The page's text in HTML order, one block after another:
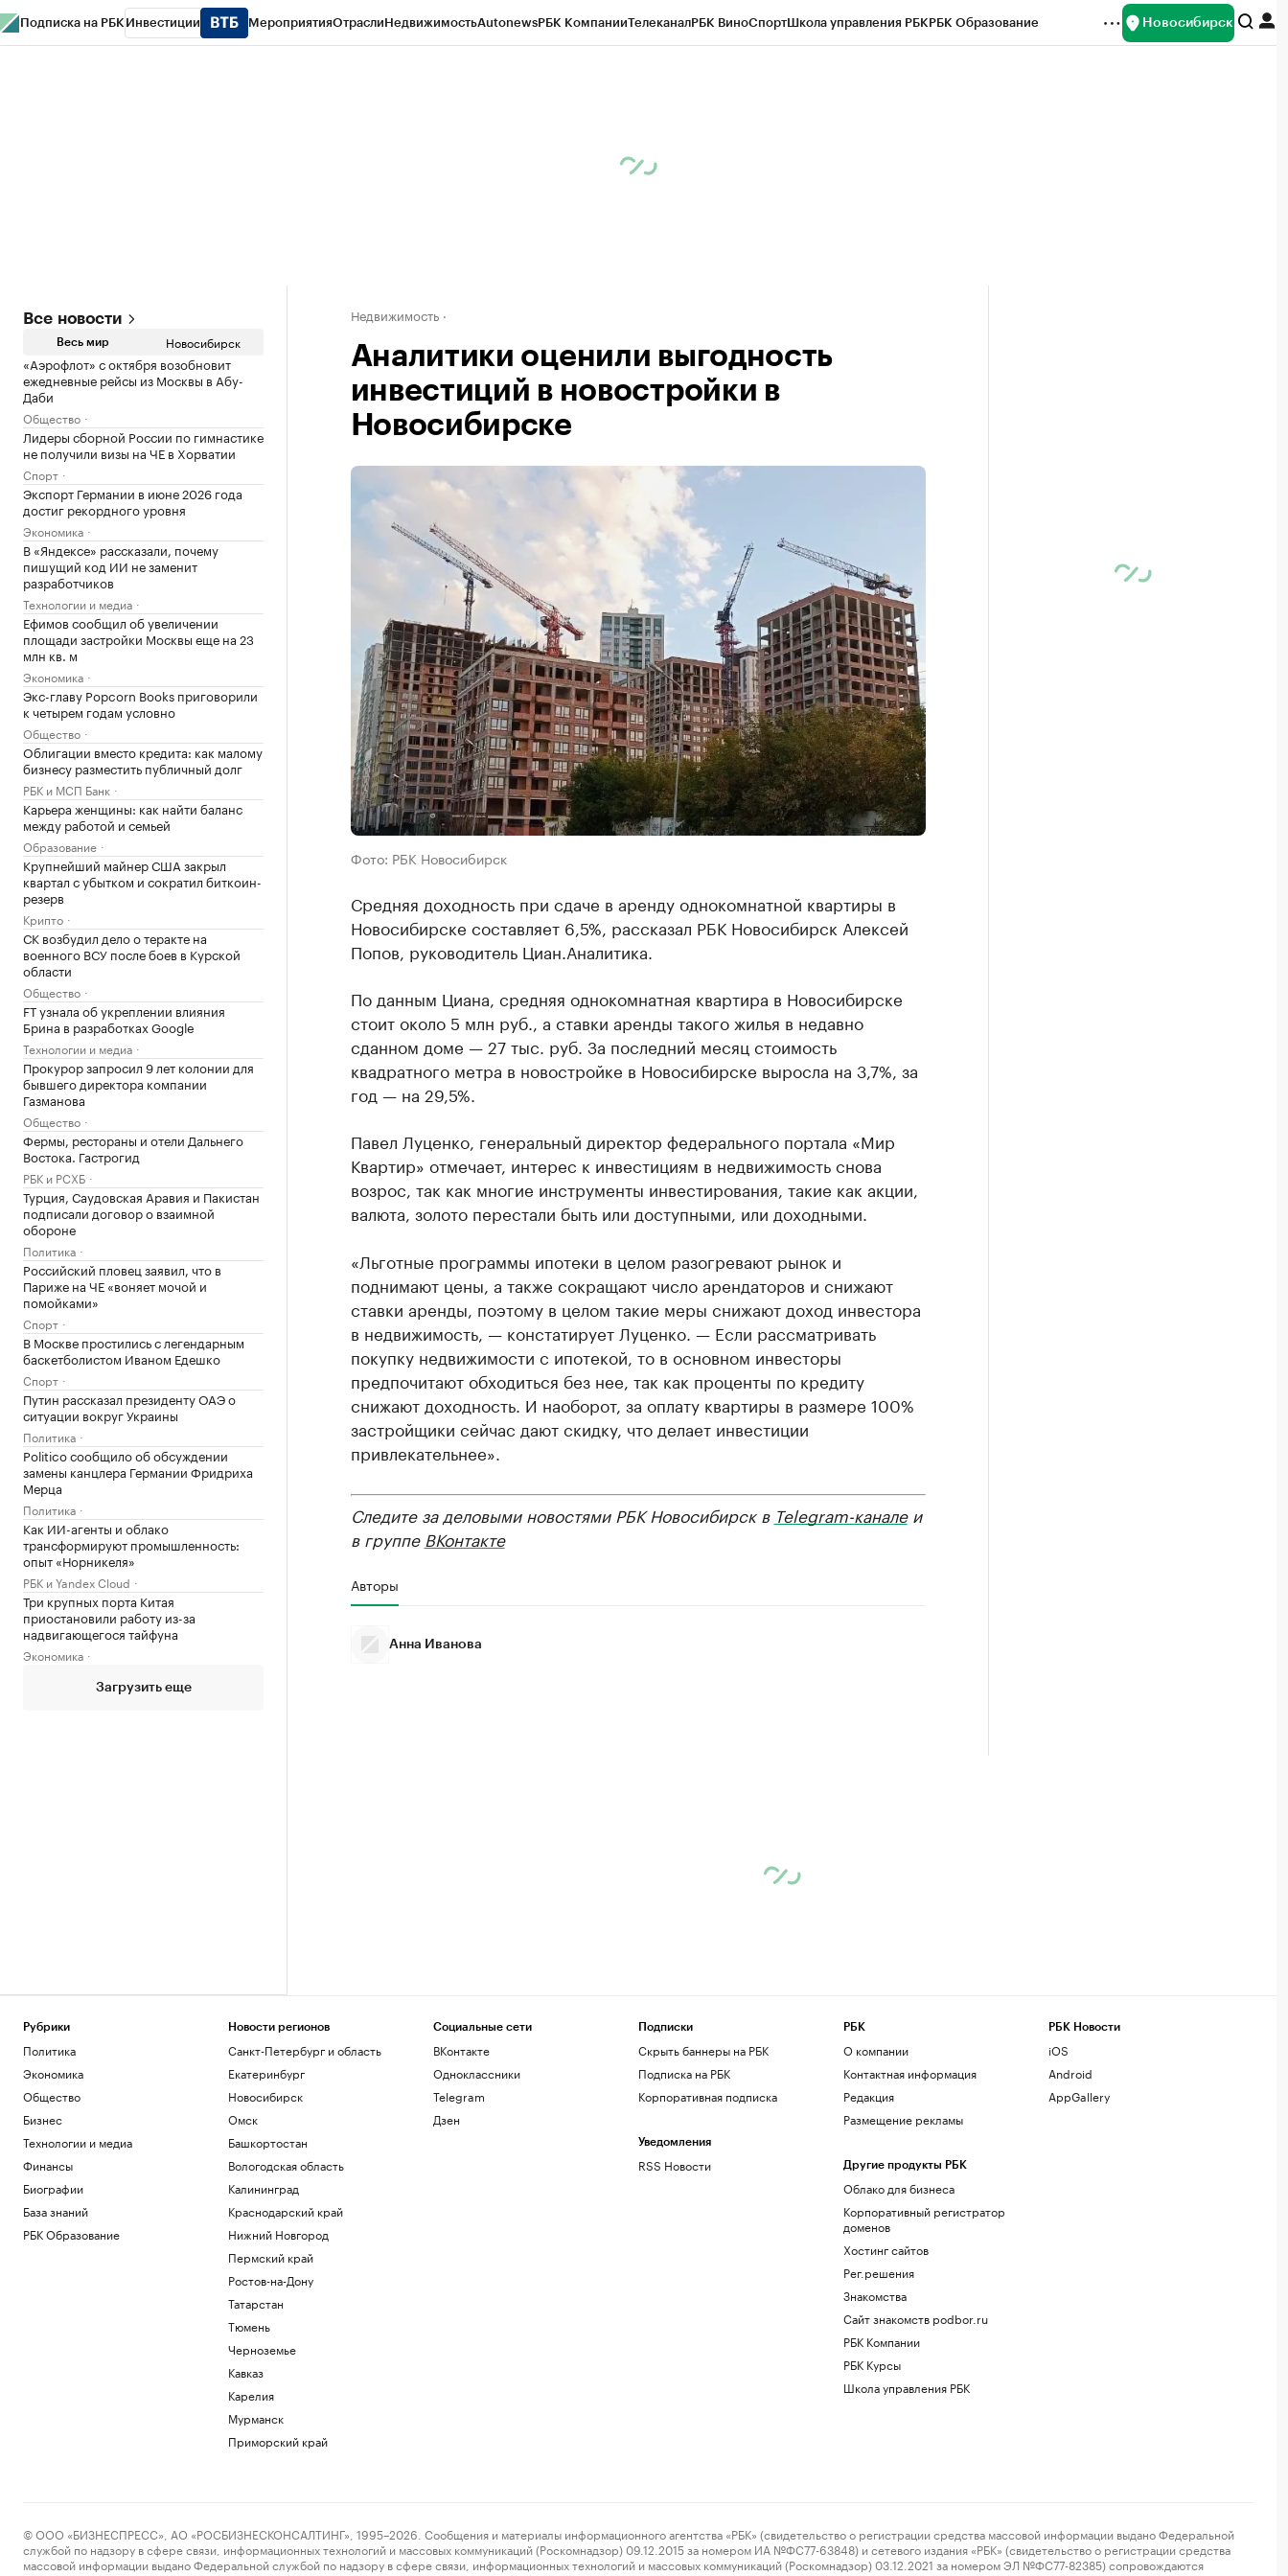
Подписка на РБК Инвестиции МероприятияОтраслиНедвижимостьAutonewsРБК КомпанииТелеканалРБК ВиноСпортШкола управления РБКРБК Образование Новосибирск
Все новости
Весь мир Новосибирск
«Аэрофлот» с октября возобновит
ежедневные рейсы из Москвы в Абу-
Даби
Общество
Лидеры сборной России по гимнастике
не получили визы на ЧЕ в Хорватии
Спорт
Экспорт Германии в июне 2026 года
достиг рекордного уровня
Экономика
В «Яндексе» рассказали, почему
пишущий код ИИ не заменит
разработчиков
Технологии и медиа
Ефимов сообщил об увеличении
площади застройки Москвы еще на 23
млн кв. м
Экономика
Экс-главу Popcorn Books приговорили
к четырем годам условно
Общество
Облигации вместо кредита: как малому
бизнесу разместить публичный долг
РБК и МСП Банк
Карьера женщины: как найти баланс
между работой и семьей
Образование
Крупнейший майнер США закрыл
квартал с убытком и сократил биткоин-
резерв
Крипто
СК возбудил дело о теракте на
военного ВСУ после боев в Курской
области
Общество
FT узнала об укреплении влияния
Брина в разработках Google
Технологии и медиа
Прокурор запросил 9 лет колонии для
бывшего директора компании
Газманова
Общество
Фермы, рестораны и отели Дальнего
Востока. Гастрогид
РБК и РСХБ
Турция, Саудовская Аравия и Пакистан
подписали договор о взаимной
обороне
Политика
Российский пловец заявил, что в
Париже на ЧЕ «воняет мочой и
помойками»
Спорт
В Москве простились с легендарным
баскетболистом Иваном Едешко
Спорт
Путин рассказал президенту ОАЭ о
ситуации вокруг Украины
Политика
Politico сообщило об обсуждении
замены канцлера Германии Фридриха
Мерца
Политика
Как ИИ-агенты и облако
трансформируют промышленность:
опыт «Норникеля»
РБК и Yandex Cloud
Три крупных порта Китая
приостановили работу из-за
надвигающегося тайфуна
Экономика
Загрузить еще
Недвижимость
Аналитики оценили выгодность
инвестиций в новостройки в
Новосибирске
Фото: РБК Новосибирск
Средняя доходность при сдаче в аренду однокомнатной квартиры в
Новосибирске составляет 6,5%, рассказал РБК Новосибирск Алексей
Попов, руководитель Циан.Аналитика.
По данным Циана, средняя однокомнатная квартира в Новосибирске
стоит около 5 млн руб., а ставки аренды такого жилья в недавно
сданном доме — 27 тыс. руб. За последний месяц стоимость
квадратного метра в новостройке в Новосибирске выросла на 3,7%, за
год — на 29,5%.
Павел Луценко, генеральный директор федерального портала «Мир
Квартир» отмечает, интерес к инвестициям в недвижимость снова
возрос, так как многие инструменты инвестирования, такие как акции,
валюта, золото перестали быть или доступными, или доходными.
«Льготные программы ипотеки в целом разогревают рынок и
поднимают цены, а также сокращают число арендаторов и снижают
ставки аренды, поэтому в целом такие меры снижают доход инвестора
в недвижимость, — констатирует Луценко. — Если рассматривать
покупку недвижимости с ипотекой, то в основном инвесторы
предпочитают обходиться без нее, так как проценты по кредиту
снижают доходность. И наоборот, за оплату квартиры в размере 100%
застройщики сейчас дают скидку, что делает инвестиции
привлекательнее».
Следите за деловыми новостями РБК Новосибирск в Telegram-каналеи
в группе ВКонтакте
Авторы
Анна Иванова
Рубрики
Политика
Экономика
Общество
Бизнес
Технологии и медиа
Финансы
Биографии
База знаний
РБК Образование
Новости регионов
Санкт-Петербург и область
Екатеринбург
Новосибирск
Омск
Башкортостан
Вологодская область
Калининград
Краснодарский край
Нижний Новгород
Пермский край
Ростов-на-Дону
Татарстан
Тюмень
Черноземье
Кавказ
Карелия
Мурманск
Приморский край
Социальные сети
ВКонтакте
Одноклассники
Telegram
Дзен
Подписки
Скрыть баннеры на РБК
Подписка на РБК
Корпоративная подписка
Уведомления
RSS Новости
РБК
О компании
Контактная информация
Редакция
Размещение рекламы
Другие продукты РБК
Облако для бизнеса
Корпоративный регистратор
доменов
Хостинг сайтов
Рег.решения
Знакомства
Сайт знакомств podbor.ru
РБК Компании
РБК Курсы
Школа управления РБК
РБК Новости
iOS
Android
AppGallery
© ООО «БИЗНЕСПРЕСС», АО «РОСБИЗНЕСКОНСАЛТИНГ», 1995–2026. Сообщения и материалы информационного агентства «РБК» (свидетельство о регистрации средства массовой информации выдано Федеральной
службой по надзору в сфере связи, информационных технологий и массовых коммуникаций (Роскомнадзор) 09.12.2015 за номером ИА №ФС77-63848) и сетевого издания «РБК» (свидетельство о регистрации средства
массовой информации выдано Федеральной службой по надзору в сфере связи, информационных технологий и массовых коммуникаций (Роскомнадзор) 03.12.2021 за номером ЭЛ №ФС77-82385) сопровождаются